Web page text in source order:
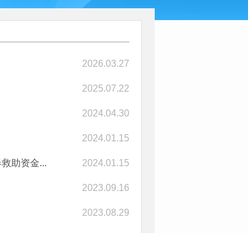
2026.03.27
2025.07.22
2024.04.30
2024.01.15
助资金... 2024.01.15
2023.09.16
2023.08.29